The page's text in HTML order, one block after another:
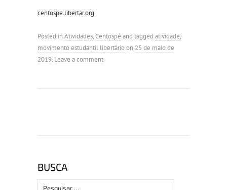
centospe.libertar.org
Posted inAtividades,Centospé and tagged atividade,
movimento estudantil libertárioon 25 de maio de
2019. Leave a comment
BUSCA
Pesquisar